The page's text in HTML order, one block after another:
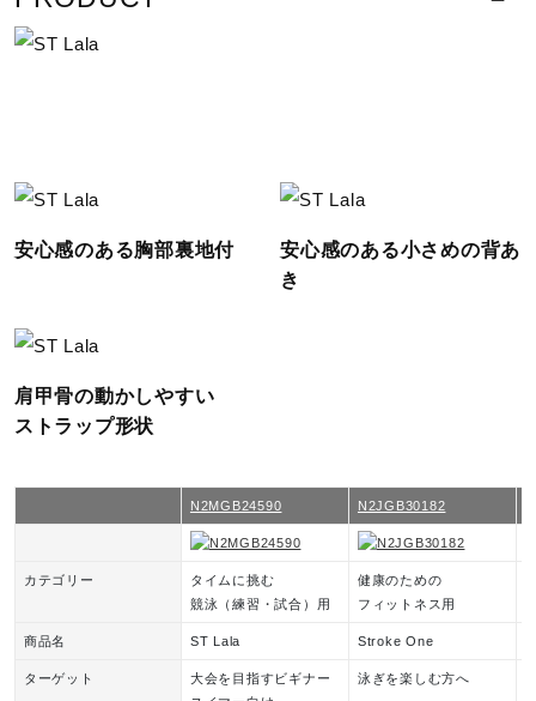
サポート
サイズ
90：ブラック×ブラック
91：ブラック×ネイビー
93：ブラック×ライム
素材
安心感のある胸部裏地付
安心感のある小さめの背あ
き
肩甲骨の動かしやすい
ストラップ形状
N2MGB24590 N2JGB30182
カテゴリー
タイムに挑む
競泳（練習・試合）用
健康のための
フィットネス用
商品名 ST Lala Stroke One
ターゲット
大会を目指すビギナー
泳ぎを楽しむ方へ